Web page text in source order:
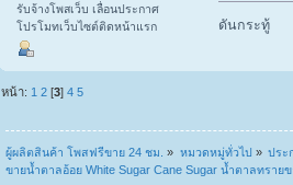
รับจ้างโพสเว็บ เลื่อนประกาศ
โปรโมทเว็บไซต์ติดหน้าแรก
ดันกระทู้
หน้า: 1 2 [3]4 5
ผู้ผลิตสินค้า โพสฟรีขาย 24 ชม. » หมวดหมู่ทั่วไป » ประ
ขายน้ำตาลอ้อย White Sugar Cane Sugar น้ำตาลทราย